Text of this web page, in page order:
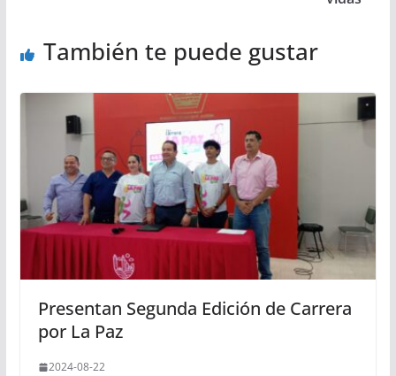
También te puede gustar
Presentan Segunda Edición de Carrera
por La Paz
2024-08-22